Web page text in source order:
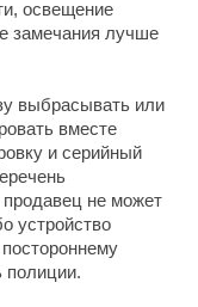
освещение
замечания лучше
выбрасывать или
вместе
и серийный
продавец не может
устройство
полиции.